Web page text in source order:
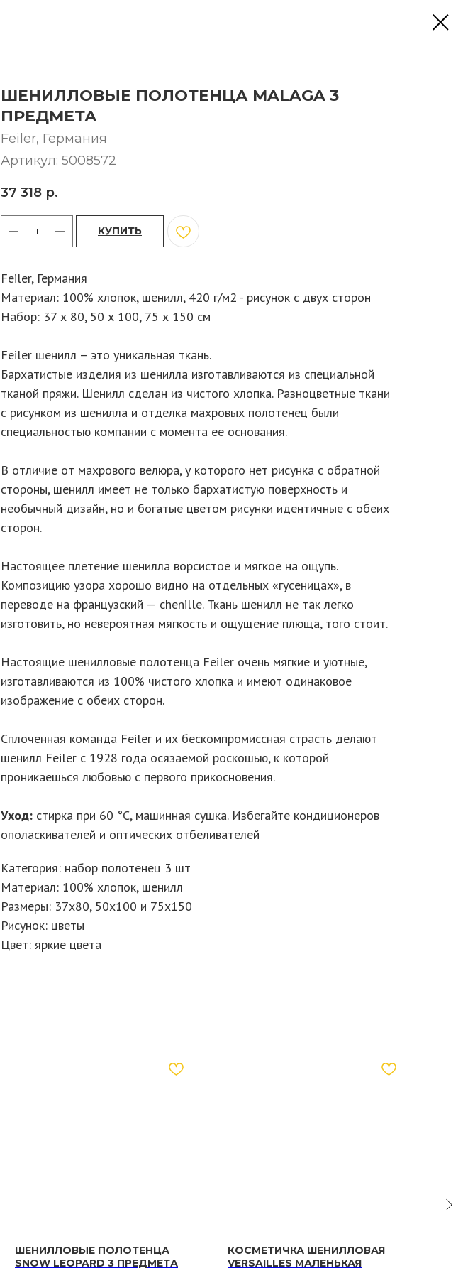
ШЕНИЛЛОВЫЕ ПОЛОТЕНЦА MALAGA 3
ПРЕДМЕТА
Feiler, Германия
Артикул: 5008572
37 318 р.
КУПИТЬ
Feiler, Германия
Материал: 100% хлопок, шенилл, 420 г/м2 - рисунок с двух сторон
Набор: 37 х 80, 50 х 100, 75 х 150 см
Feiler шенилл – это уникальная ткань.
Бархатистые изделия из шенилла изготавливаются из специальной
тканой пряжи. Шенилл сделан из чистого хлопка. Разноцветные ткани
с рисунком из шенилла и отделка махровых полотенец были
специальностью компании с момента ее основания.
В отличие от махрового велюра, у которого нет рисунка с обратной
стороны, шенилл имеет не только бархатистую поверхность и
необычный дизайн, но и богатые цветом рисунки идентичные с обеих
сторон.
Настоящее плетение шенилла ворсистое и мягкое на ощупь.
Композицию узора хорошо видно на отдельных «гусеницах», в
переводе на французский — chenille. Ткань шенилл не так легко
изготовить, но невероятная мягкость и ощущение плюща, того стоит.
Настоящие шенилловые полотенца Feiler очень мягкие и уютные,
изготавливаются из 100% чистого хлопка и имеют одинаковое
изображение с обеих сторон.
Сплоченная команда Feiler и их бескомпромиссная страсть делают
шенилл Feiler с 1928 года осязаемой роскошью, к которой
проникаешься любовью с первого прикосновения.
Уход: стирка при 60 °C, машинная сушка. Избегайте кондиционеров
ополаскивателей и оптических отбеливателей
Категория: набор полотенец 3 шт
Материал: 100% хлопок, шенилл
Размеры: 37х80, 50х100 и 75х150
Рисунок: цветы
Цвет: яркие цвета
ШЕНИЛЛОВЫЕ ПОЛОТЕНЦА
SNOW LEOPARD 3 ПРЕДМЕТА
КОСМЕТИЧКА ШЕНИЛЛОВАЯ
VERSAILLES МАЛЕНЬКАЯ